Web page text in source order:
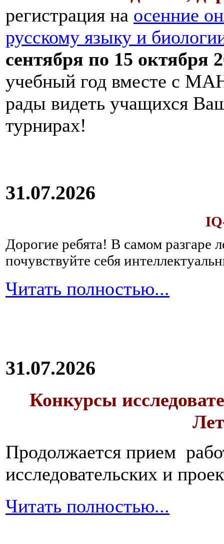
регистрация на осенние
русскому языку и
сентября по 15 октября
учебный год вместе с
рады видеть учащихся
турнирах!
31.07.2026
Дорогие ребята! В самом разгаре
почувствуйте себя
Читать полностью...
31.07.2026
Конкурсы
Продолжается прием
исследовательских и
Читать полностью...